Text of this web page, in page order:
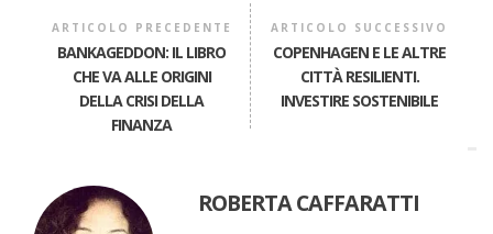
ARTICOLO PRECEDENTE
BANKAGEDDON: IL LIBRO
CHE VA ALLE ORIGINI
DELLA CRISI DELLA
FINANZA
ARTICOLO SUCCESSIVO
COPENHAGEN E LE ALTRE
CITTÀ RESILIENTI.
INVESTIRE SOSTENIBILE
ROBERTA CAFFARATTI